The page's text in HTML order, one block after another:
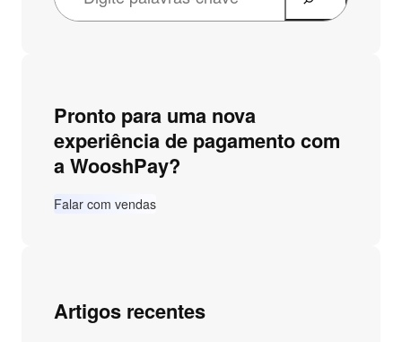
Pronto para uma nova
experiência de pagamento com
a WooshPay?
Falar com vendas
Artigos recentes